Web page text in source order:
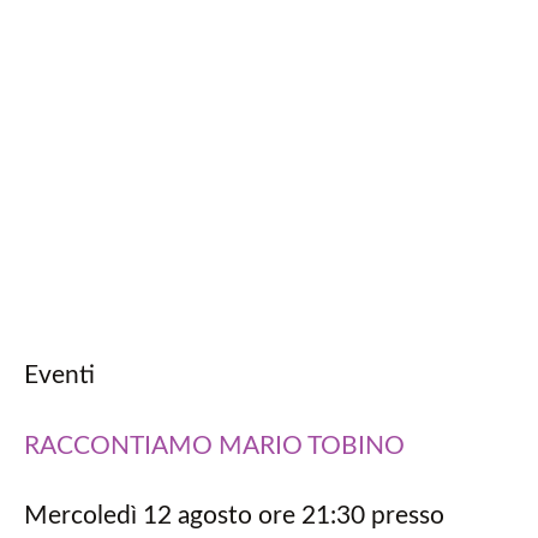
Eventi
RACCONTIAMO MARIO TOBINO
Mercoledì 12 agosto ore 21:30 presso